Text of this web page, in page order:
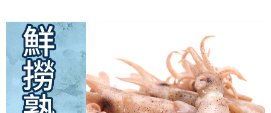
※ 請注意：結帳手續完成當下不需立刻繳費，但若您需要取消訂單，請聯絡
購買商品的店家。未經商家同意取消之訂單仍視為有效，需透過AFTEE先享
後付繳納相關費用。
※ 交易是否成功請以「AFTEE先享後付 」之結帳頁面顯示為準，若有關於
是否繳費成功／繳費後需取消欲退款等相關疑問，請聯繫「AFTEE先享後付
客戶支援中心」 https://netprotections.freshdesk.com/support/home
【注意事項】
每筆NT$350
黑貓冷凍-貨到付款(含到付手續費30元)
每筆NT$250